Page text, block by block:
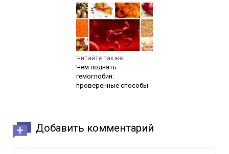
Читайте также:
Чем поднять
гемоглобин:
проверенные способы
Добавить комментарий